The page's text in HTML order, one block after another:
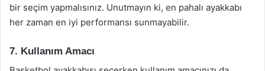
bir seçim yapmalısınız. Unutmayın ki, en pahalı ayakkabı
her zaman en iyi performansı sunmayabilir.
7. Kullanım Amacı